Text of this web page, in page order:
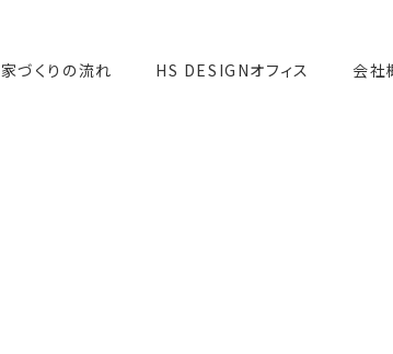
家づくりの流れ HS DESIGNオフィス 会社